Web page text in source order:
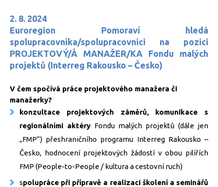
2. 8. 2024
Euroregion Pomoraví hledá
spolupracovníka/spolupracovnici na pozici
PROJEKTOVÝ/Á MANAŽER/KA Fondu malých
projektů (Interreg Rakousko – Česko)
V čem spočívá práce projektového manažera či
manažerky?
konzultace projektových záměrů, komunikace s
regionálními aktéry Fondu malých projektů (dále jen
„FMP“) přeshraničního programu Interreg Rakousko –
Česko, hodnocení projektových žádostí v obou pilířích
FMP (People-to-People / kultura a cestovní ruch)
spolupráce při přípravě a realizaci školení a seminářů